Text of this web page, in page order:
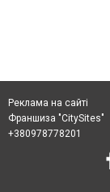
Реклама на сайті
Франшиза "CitySites"
+380978778201